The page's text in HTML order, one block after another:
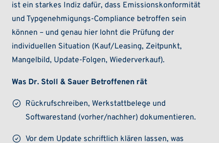
ist ein starkes Indiz dafür, dass Emissionskonformität
und Typgenehmigungs-Compliance betroffen sein
können – und genau hier lohnt die Prüfung der
individuellen Situation (Kauf/Leasing, Zeitpunkt,
Mangelbild, Update-Folgen, Wiederverkauf).
Was Dr. Stoll & Sauer Betroffenen rät
Rückrufschreiben, Werkstattbelege und
Softwarestand (vorher/nachher) dokumentieren.
Vor dem Update schriftlich klären lassen, was